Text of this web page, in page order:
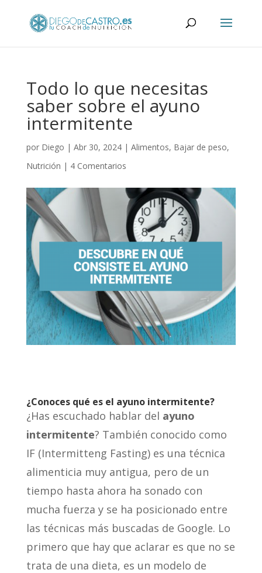
Todo lo que necesitas
saber sobre el ayuno
intermitente
por Diego | Abr 30, 2024| Alimentos, Bajar de peso,
Nutrición | 4 Comentarios
¿Conoces qué es el ayuno intermitente?
¿Has escuchado hablar del ayuno
intermitente? También conocido como
IF (Intermitteng Fasting) es una técnica
alimenticia muy antigua, pero de un
tiempo hasta ahora ha sonado con
mucha fuerza y se ha posicionado entre
las técnicas más buscadas de Google. Lo
primero que hay que aclarar es que no se
trata de una dieta, es un modelo de